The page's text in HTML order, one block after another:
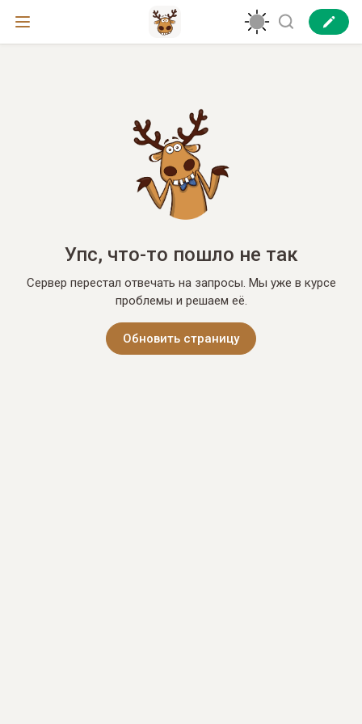
Упс, что-то пошло не так
Сервер перестал отвечать на запросы. Мы уже в курсе
проблемы и решаем её.
Обновить страницу